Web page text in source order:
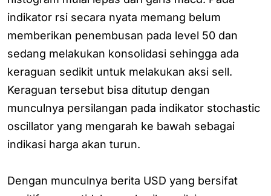
indikator rsi secara nyata memang belum
memberikan penembusan pada level 50 dan
sedang melakukan konsolidasi sehingga ada
keraguan sedikit untuk melakukan aksi sell.
Keraguan tersebut bisa ditutup dengan
munculnya persilangan pada indikator stochastic
oscillator yang mengarah ke bawah sebagai
indikasi harga akan turun.
Dengan munculnya berita USD yang bersifat